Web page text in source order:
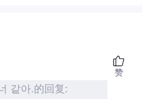
같아.的回复:
赞